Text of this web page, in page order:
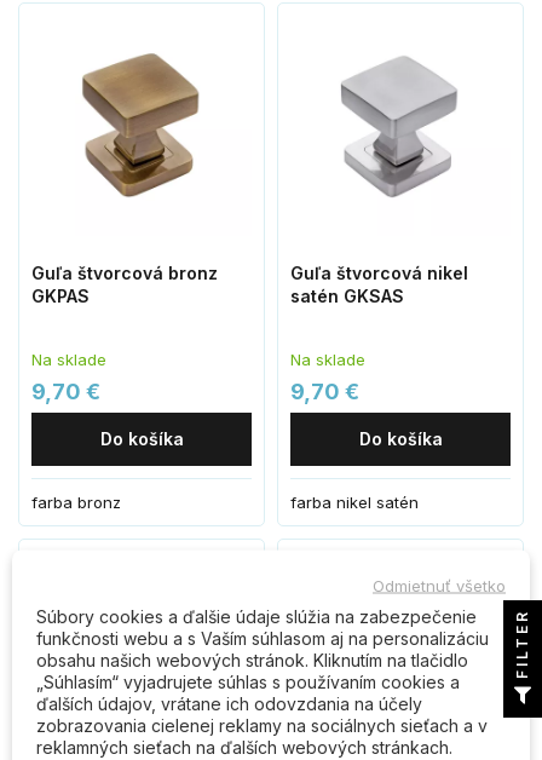
Guľa štvorcová bronz
GKPAS
Na sklade
9,70 €
Do košíka
farba bronz
Guľa štvorcová nikel
satén GKSAS
Na sklade
9,70 €
Do košíka
farba nikel satén
Odmietnuť všetko
Súbory cookies a ďalšie údaje slúžia na zabezpečenie
funkčnosti webu a s Vaším súhlasom aj na personalizáciu
obsahu našich webových stránok. Kliknutím na tlačidlo
„Súhlasím“ vyjadrujete súhlas s používaním cookies a
ďalších údajov, vrátane ich odovzdania na účely
zobrazovania cielenej reklamy na sociálnych sieťach a v
reklamných sieťach na ďalších webových stránkach.
FILTER